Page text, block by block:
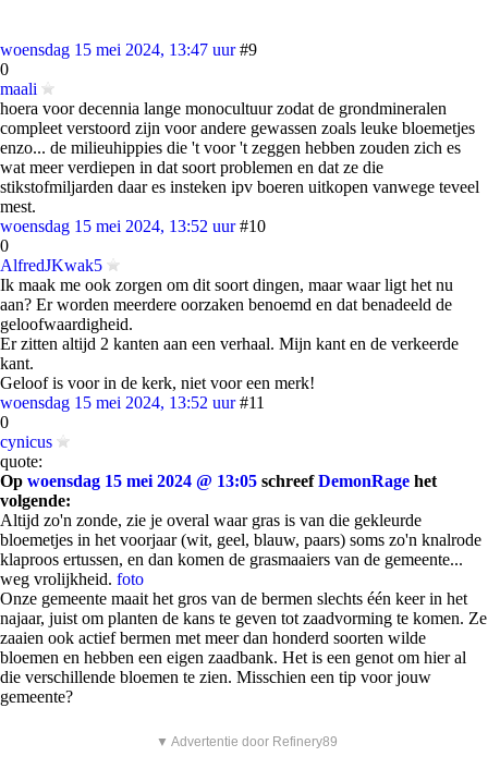
woensdag 15 mei 2024, 13:47 uur #9
0
maali
hoera voor decennia lange monocultuur zodat de grondmineralen
compleet verstoord zijn voor andere gewassen zoals leuke bloemetjes
enzo... de milieuhippies die 't voor 't zeggen hebben zouden zich es
wat meer verdiepen in dat soort problemen en dat ze die
stikstofmiljarden daar es insteken ipv boeren uitkopen vanwege teveel
mest.
woensdag 15 mei 2024, 13:52 uur #10
0
AlfredJKwak5
Ik maak me ook zorgen om dit soort dingen, maar waar ligt het nu
aan? Er worden meerdere oorzaken benoemd en dat benadeeld de
geloofwaardigheid.
Er zitten altijd 2 kanten aan een verhaal. Mijn kant en de verkeerde
kant.
Geloof is voor in de kerk, niet voor een merk!
woensdag 15 mei 2024, 13:52 uur #11
0
cynicus
quote:
Op woensdag 15 mei 2024 @ 13:05 schreefDemonRage het
volgende:
Altijd zo'n zonde, zie je overal waar gras is van die gekleurde
bloemetjes in het voorjaar (wit, geel, blauw, paars) soms zo'n knalrode
klaproos ertussen, en dan komen de grasmaaiers van de gemeente...
weg vrolijkheid. foto
Onze gemeente maait het gros van de bermen slechts één keer in het
najaar, juist om planten de kans te geven tot zaadvorming te komen. Ze
zaaien ook actief bermen met meer dan honderd soorten wilde
bloemen en hebben een eigen zaadbank. Het is een genot om hier al
die verschillende bloemen te zien. Misschien een tip voor jouw
gemeente?
▼ Advertentie door Refinery89